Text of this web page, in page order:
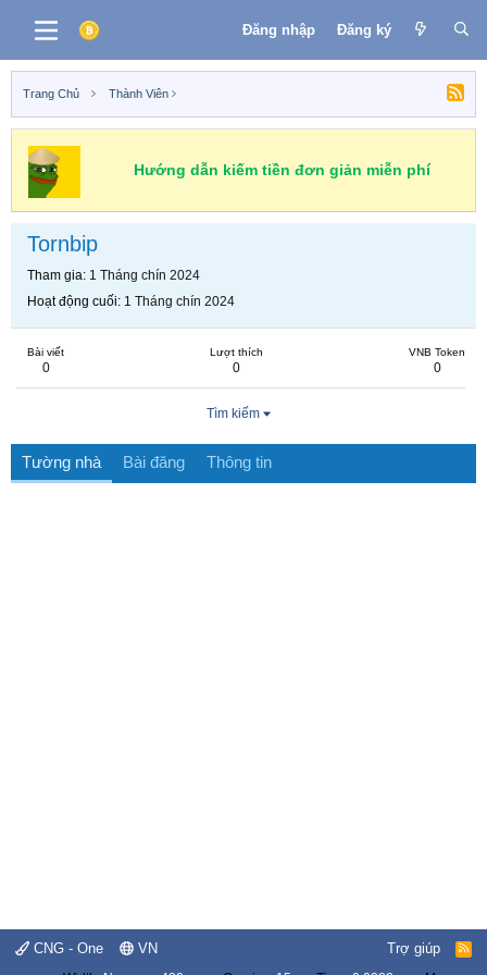
Đăng nhập Đăng ký
Trang Chủ Thành Viên
Hướng dẫn kiếm tiền đơn giản miễn phí
Tornbip
Tham gia 1 Tháng chín 2024
Hoạt động cuối 1 Tháng chín 2024
Bài viết
0
Lượt thích
0
VNB Token
0
Tìm kiếm
Tường nhà Bài đăng Thông tin
CNG - One VN Trợ giúp
R